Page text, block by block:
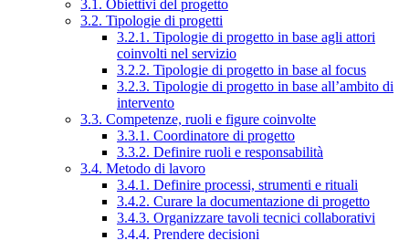
3.1. Obiettivi del progetto
3.2. Tipologie di progetti
3.2.1. Tipologie di progetto in base agli attori
coinvolti nel servizio
3.2.2. Tipologie di progetto in base al focus
3.2.3. Tipologie di progetto in base all’ambito di
intervento
3.3. Competenze, ruoli e figure coinvolte
3.3.1. Coordinatore di progetto
3.3.2. Definire ruoli e responsabilità
3.4. Metodo di lavoro
3.4.1. Definire processi, strumenti e rituali
3.4.2. Curare la documentazione di progetto
3.4.3. Organizzare tavoli tecnici collaborativi
3.4.4. Prendere decisioni